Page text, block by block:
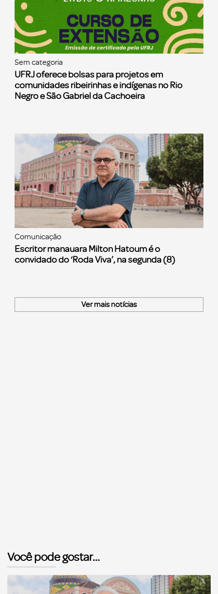
Sem categoria
UFRJ oferece bolsas para projetos em
comunidades ribeirinhas e indígenas no Rio
Negro e São Gabriel da Cachoeira
Comunicação
Escritor manauara Milton Hatoum é o
convidado do ‘Roda Viva’, na segunda (8)
Ver mais notícias
Você pode gostar...